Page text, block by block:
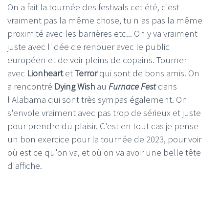
On a fait la tournée des festivals cet été, c'est
vraiment pas la même chose, tu n'as pas la même
proximité avec les barrières etc... On y va vraiment
juste avec l'idée de renouer avec le public
européen et de voir pleins de copains. Tourner
avec LionheartetTerrorqui sont de bons amis. On
a rencontré Dying Wish au Furnace Festdans
l'Alabama qui sont très sympas également. On
s'envole vraiment avec pas trop de sérieux et juste
pour prendre du plaisir. C'est en tout cas je pense
un bon exercice pour la tournée de 2023, pour voir
où est ce qu'on va, et où on va avoir une belle tête
d'affiche.